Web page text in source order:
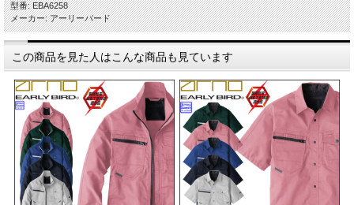
型番: EBA6258
メーカー: アーリーバード
この商品を見た人はこんな商品も見ています